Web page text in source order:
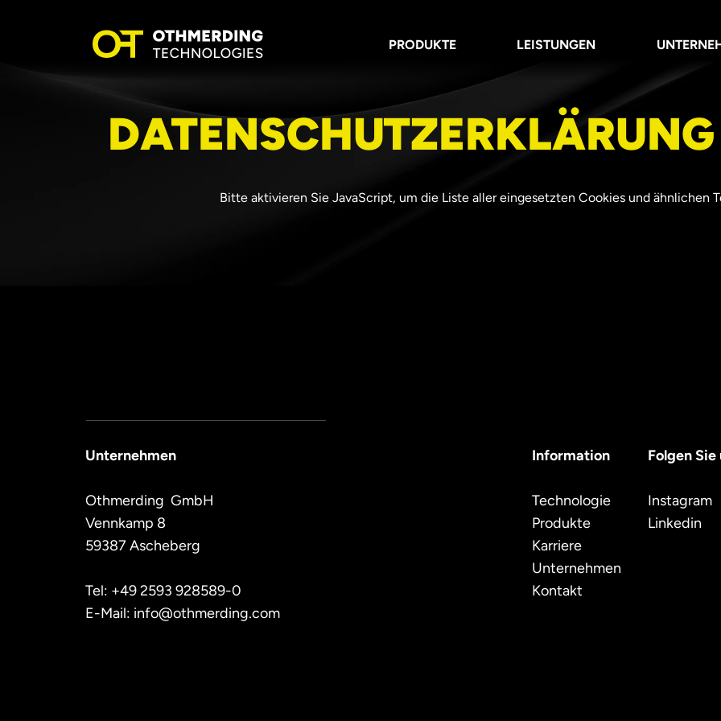
PRODUKTE LEISTUNGEN
DATENSCHUTZERKLÄRUNG
Bitte aktivieren Sie JavaScript, um die Liste aller eingesetzten Cookies und ähnlichen
Unternehmen
Othmerding  GmbH
Vennkamp 8
59387 Ascheberg
Tel: +49 2593 928589-0
E-Mail: info@othmerding.com
Information
Technologie
Produkte
Karriere
Unternehmen
Kontakt
Folgen Sie
Instagram
Linkedin